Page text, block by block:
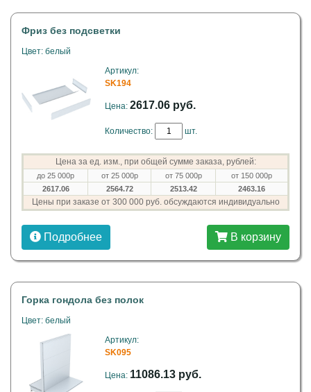
Фриз без подсветки
Цвет: белый
Артикул:
SK194
Цена: 2617.06 руб.
Количество: шт.
Цена за ед. изм., при общей сумме заказа, рублей:
до 25 000р от 25 000р от 75 000р
от 150 000р
2617.06
2564.72 2513.42 2463.16
Цены при заказе от 300 000 руб. обсуждаются индивидуально
Подробнее В корзину
Горка гондола без полок
Цвет: белый
Артикул:
SK095
Цена: 11086.13 руб.